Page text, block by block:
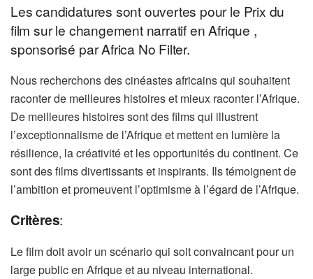
Les candidatures sont ouvertes pour le Prix du
film sur le changement narratif en Afrique ,
sponsorisé par Africa No Filter.
Nous recherchons des cinéastes africains qui souhaitent
raconter de meilleures histoires et mieux raconter l’Afrique.
De meilleures histoires sont des films qui illustrent
l’exceptionnalisme de l’Afrique et mettent en lumière la
résilience, la créativité et les opportunités du continent. Ce
sont des films divertissants et inspirants. Ils témoignent de
l’ambition et promeuvent l’optimisme à l’égard de l’Afrique.
Critères:
Le film doit avoir un scénario qui soit convaincant pour un
large public en Afrique et au niveau international.